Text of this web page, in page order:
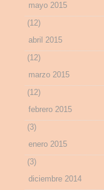
mayo 2015
(12)
abril 2015
(12)
marzo 2015
(12)
febrero 2015
(3)
enero 2015
(3)
diciembre 2014